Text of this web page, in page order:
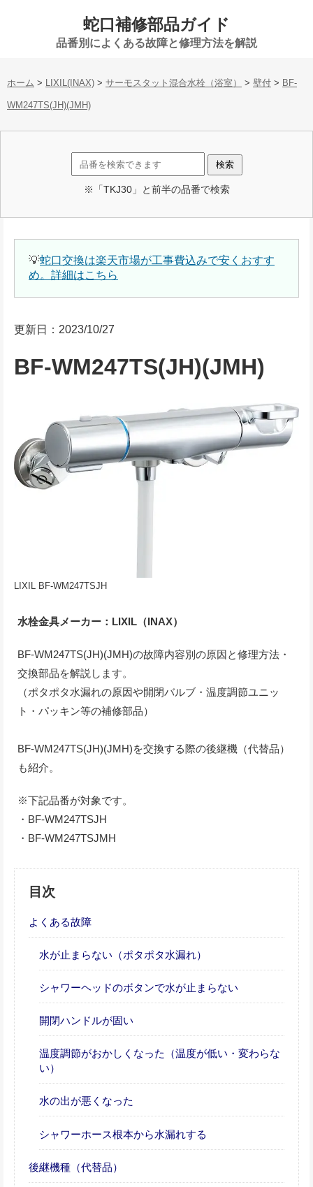
蛇口補修部品ガイド
品番別によくある故障と修理方法を解説
ホーム > LIXIL(INAX) > サーモスタット混合水栓（浴室） > 壁付 > BF-
WM247TS(JH)(JMH)
※「TKJ30」と前半の品番で検索
💡蛇口交換は楽天市場が工事費込みで安くおすす
め。詳細はこちら
更新日：2023/10/27
BF-WM247TS(JH)(JMH)
LIXIL BF-WM247TSJH
水栓金具メーカー：LIXIL（INAX）
BF-WM247TS(JH)(JMH)の故障内容別の原因と修理方法・
交換部品を解説します。
（ポタポタ水漏れの原因や開閉バルブ・温度調節ユニッ
ト・パッキン等の補修部品）
BF-WM247TS(JH)(JMH)を交換する際の後継機（代替品）
も紹介。
※下記品番が対象です。
・BF-WM247TSJH
・BF-WM247TSJMH
目次
よくある故障
水が止まらない（ポタポタ水漏れ）
シャワーヘッドのボタンで水が止まらない
開閉ハンドルが固い
温度調節がおかしくなった（温度が低い・変わらな
い）
水の出が悪くなった
シャワーホース根本から水漏れする
後継機種（代替品）